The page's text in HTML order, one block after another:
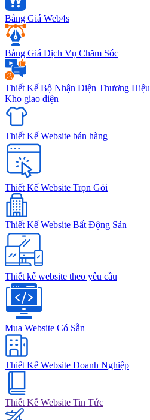
Bảng Giá Web4s
Bảng Giá Dịch Vụ Chăm Sóc
Thiết Kế Bộ Nhận Diện Thương Hiệu
Kho giao diện
Thiết Kế Website bán hàng
Thiết Kế Website Trọn Gói
Thiết Kế Website Bất Động Sản
Thiết kế website theo yêu cầu
Mua Website Có Sẵn
Thiết Kế Website Doanh Nghiệp
Thiết Kế Website Tin Tức